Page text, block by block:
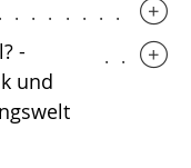
-
und